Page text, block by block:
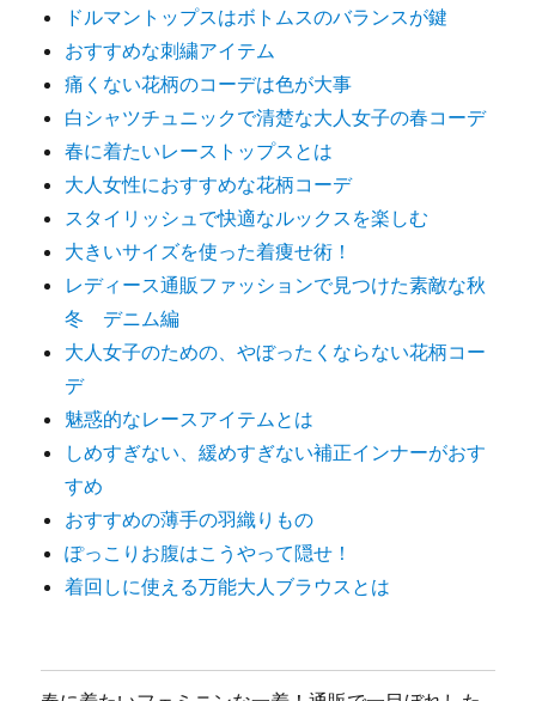
ドルマントップスはボトムスのバランスが鍵
おすすめな刺繍アイテム
痛くない花柄のコーデは色が大事
白シャツチュニックで清楚な大人女子の春コーデ
春に着たいレーストップスとは
大人女性におすすめな花柄コーデ
スタイリッシュで快適なルックスを楽しむ
大きいサイズを使った着痩せ術！
レディース通販ファッションで見つけた素敵な秋
冬 デニム編
大人女子のための、やぼったくならない花柄コー
デ
魅惑的なレースアイテムとは
しめすぎない、緩めすぎない補正インナーがおす
すめ
おすすめの薄手の羽織りもの
ぽっこりお腹はこうやって隠せ！
着回しに使える万能大人ブラウスとは